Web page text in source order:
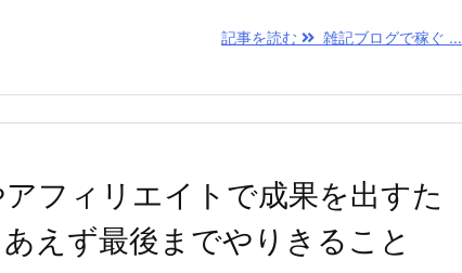
記事を読む 雑記ブログで稼ぐ ...
フィリエイトで成果を出すた
えず最後までやりきること